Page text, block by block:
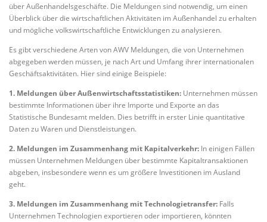
über Außenhandelsgeschäfte. Die Meldungen sind notwendig, um einen
Überblick über die wirtschaftlichen Aktivitäten im Außenhandel zu erhalten
und mögliche volkswirtschaftliche Entwicklungen zu analysieren.
Es gibt verschiedene Arten von AWV Meldungen, die von Unternehmen
abgegeben werden müssen, je nach Art und Umfang ihrer internationalen
Geschäftsaktivitäten. Hier sind einige Beispiele:
1. Meldungen über Außenwirtschaftsstatistiken: Unternehmen müssen
bestimmte Informationen über ihre Importe und Exporte an das
Statistische Bundesamt melden. Dies betrifft in erster Linie quantitative
Daten zu Waren und Dienstleistungen.
2. Meldungen im Zusammenhang mit Kapitalverkehr: In einigen Fällen
müssen Unternehmen Meldungen über bestimmte Kapitaltransaktionen
abgeben, insbesondere wenn es um größere Investitionen im Ausland
geht.
3. Meldungen im Zusammenhang mit Technologietransfer: Falls
Unternehmen Technologien exportieren oder importieren, könnten